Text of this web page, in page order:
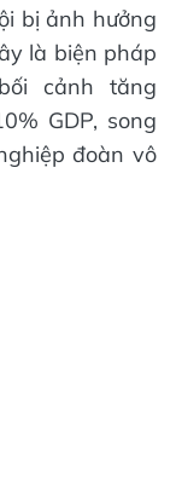
bị ảnh hưởng
là biện pháp
cảnh tăng
GDP, song
đoàn vô